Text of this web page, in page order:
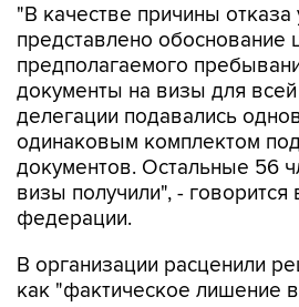
"В качестве причины
представлено обоснование
предполагаемого
документы на визы для всей
делегации подавались
одинаковым комплектом
документов. Остальные 56
визы получили", -
федерации.
В организации расценили
как "фактическое лишение